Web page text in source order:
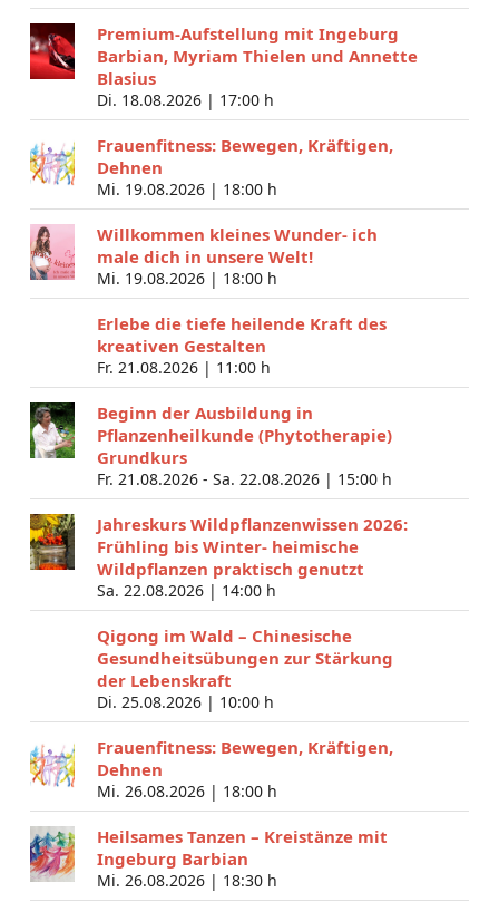
Premium-Aufstellung mit Ingeburg
Barbian, Myriam Thielen und Annette
Blasius
Di. 18.08.2026 | 17:00 h
Frauenfitness: Bewegen, Kräftigen,
Dehnen
Mi. 19.08.2026 | 18:00 h
Willkommen kleines Wunder- ich
male dich in unsere Welt!
Mi. 19.08.2026 | 18:00 h
Erlebe die tiefe heilende Kraft des
kreativen Gestalten
Fr. 21.08.2026 | 11:00 h
Beginn der Ausbildung in
Pflanzenheilkunde (Phytotherapie)
Grundkurs
Fr. 21.08.2026 - Sa. 22.08.2026 | 15:00 h
Jahreskurs Wildpflanzenwissen 2026:
Frühling bis Winter- heimische
Wildpflanzen praktisch genutzt
Sa. 22.08.2026 | 14:00 h
Qigong im Wald – Chinesische
Gesundheitsübungen zur Stärkung
der Lebenskraft
Di. 25.08.2026 | 10:00 h
Frauenfitness: Bewegen, Kräftigen,
Dehnen
Mi. 26.08.2026 | 18:00 h
Heilsames Tanzen – Kreistänze mit
Ingeburg Barbian
Mi. 26.08.2026 | 18:30 h